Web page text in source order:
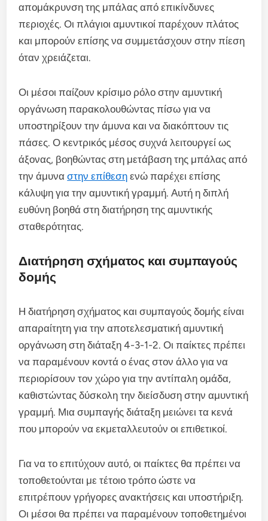
απομάκρυνση της μπάλας από επικίνδυνες
περιοχές. Οι πλάγιοι αμυντικοί παρέχουν πλάτος
και μπορούν επίσης να συμμετάσχουν στην πίεση
όταν χρειάζεται.
Οι μέσοι παίζουν κρίσιμο ρόλο στην αμυντική
οργάνωση παρακολουθώντας πίσω για να
υποστηρίξουν την άμυνα και να διακόπτουν τις
πάσες. Ο κεντρικός μέσος συχνά λειτουργεί ως
άξονας, βοηθώντας στη μετάβαση της μπάλας από
την άμυναστην επίθεση ενώ παρέχει επίσης
κάλυψη για την αμυντική γραμμή. Αυτή η διπλή
ευθύνη βοηθά στη διατήρηση της αμυντικής
σταθερότητας.
Διατήρηση σχήματος και συμπαγούς
δομής
Η διατήρηση σχήματος και συμπαγούς δομής είναι
απαραίτητη για την αποτελεσματική αμυντική
οργάνωση στη διάταξη 4-3-1-2. Οι παίκτες πρέπει
να παραμένουν κοντά ο ένας στον άλλο για να
περιορίσουν τον χώρο για την αντίπαλη ομάδα,
καθιστώντας δύσκολη την διείσδυση στην αμυντική
γραμμή. Μια συμπαγής διάταξη μειώνει τα κενά
που μπορούν να εκμεταλλευτούν οι επιθετικοί.
Για να το επιτύχουν αυτό, οι παίκτες θα πρέπει να
τοποθετούνται με τέτοιο τρόπο ώστε να
επιτρέπουν γρήγορες ανακτήσεις και υποστήριξη.
Οι μέσοι θα πρέπει να παραμένουν τοποθετημένοι